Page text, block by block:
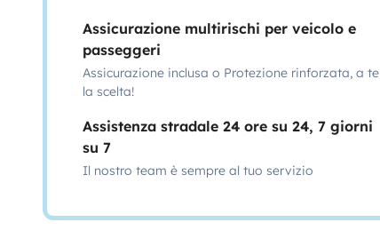
Assicurazione multirischi per veicolo e
passeggeri
Assicurazione inclusa o Protezione rinforzata, a te
la scelta!
Assistenza stradale 24 ore su 24, 7 giorni
su 7
Il nostro team è sempre al tuo servizio